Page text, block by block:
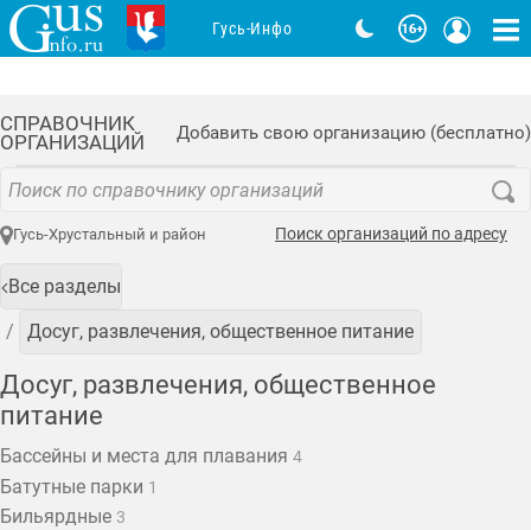
СПРАВОЧНИК
ОРГАНИЗАЦИЙ
Добавить свою организацию (бесплатно)
Гусь-Хрустальный и район Поиск организаций по адресу
Все разделы
Досуг, развлечения, общественное питание
Досуг, развлечения, общественное
питание
Бассейны и места для плавания 4
Батутные парки 1
Бильярдные 3
Гусь-Инфо